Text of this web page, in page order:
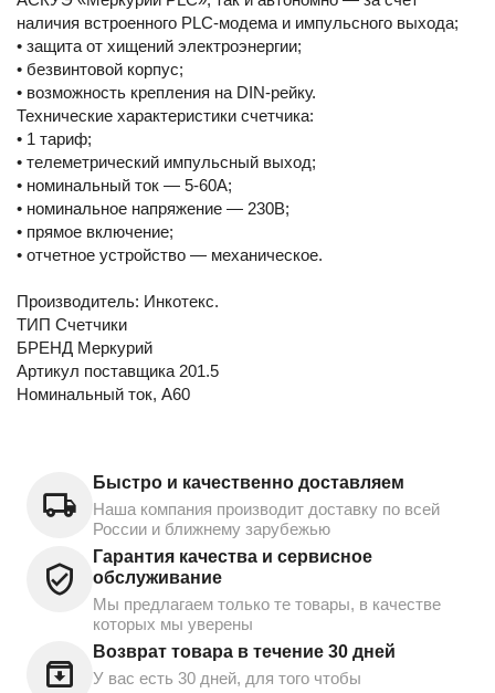
наличия встроенного PLC-модема и импульсного выхода;
• защита от хищений электроэнергии;
• безвинтовой корпус;
• возможность крепления на DIN-рейку.
Технические характеристики счетчика:
• 1 тариф;
• телеметрический импульсный выход;
• номинальный ток — 5-60А;
• номинальное напряжение — 230В;
• прямое включение;
• отчетное устройство — механическое.
Производитель: Инкотекс.
ТИП Счетчики
БРЕНД Меркурий
Артикул поставщика 201.5
Номинальный ток, А60
Быстро и качественно доставляем
Наша компания производит доставку по всей
России и ближнему зарубежью
Гарантия качества и сервисное
обслуживание
Мы предлагаем только те товары, в качестве
которых мы уверены
Возврат товара в течение 30 дней
У вас есть 30 дней, для того чтобы